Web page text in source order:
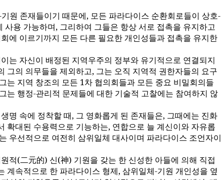
원 존재들이기 때문에, 모든 파라다이스 순환회로들이 상호-
사용 가능하며, 그리하여 그들은 항상 서로 접촉을 유지하고
에 이르기까지 모든 다른 필요한 개인성들과 접촉을 유지한
는 자신이 배정된 지역우주의 정부와 유기적으로 연결되지
그의 의무들을 제외하고, 그는 오직 지역적 권한자들의 요구
는 지역 창조의 모든 1차 협의회들과 모든 중요 비밀회의들
는 행정-관리적 문제들에 대한 기술적 고찰에는 참여하지 않
명 속에 정착할 때, 그 영화롭게 된 존재들은, 그때에는 진화
확대된 수용력으로 기능하는, 연합으로 늘 계신이와 자유롭
우선적으로 여전히 삼위일체 대사이며 파라다이스 조언자이
적(二元的) 신(神) 기원을 갖는 한 신성한 아들에 의해 직접
계속적으로 한 파라다이스 형제, 삼위일체-기원 개인성을 옆